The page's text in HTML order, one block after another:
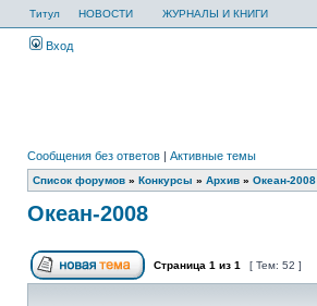
Титул НОВОСТИ ЖУРНАЛЫ И КНИГИ
Вход
Сообщения без ответов | Активные темы
Список форумов » Конкурсы » Архив » Океан-2008
Океан-2008
Страница 1 из 1 [ Тем: 52 ]